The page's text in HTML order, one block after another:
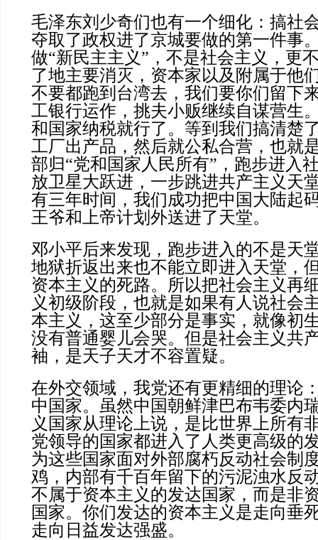
毛泽东刘少奇们也有一个细化：搞社
夺取了政权进了京城要做的第一件事
做“新民主主义”，不是社会主义，更
了地主要消灭，资本家以及附属于他
不要都跑到台湾去，我们要你们留下
工银行运作，挑夫小贩继续自谋营生
和国家纳税就行了。等到我们搞清楚
工厂出产品，然后就公私合营，也就
部归“党和国家人民所有”，跑步进入
放卫星大跃进，一步跳进共产主义天
有三年时间，我们成功把中国大陆起
王爷和上帝计划外送进了天堂。
邓小平后来发现，跑步进入的不是天
地狱折返出来也不能立即进入天堂，
资本主义的死路。所以把社会主义再
义初级阶段，也就是如果有人说社会
本主义，这至少部分是事实，就像初
没有普通婴儿会哭。但是社会主义共
袖，是天子天才不容置疑。
在外交领域，我党还有更精细的理论
中国家。虽然中国朝鲜津巴布韦委内
义国家从理论上说，是比世界上所有
党领导的国家都进入了人类更高级的
为这些国家面对外部腐朽反动社会制
鸡，内部有千百年留下的污泥浊水反
不属于资本主义的发达国家，而是非
国家。你们发达的资本主义是走向垂
走向日益发达强盛。